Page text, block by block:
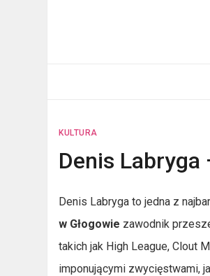
KULTURA
Denis
Denis Labryga to jedna z
w Głogowie zawodnik
takich jak High League, Clout
imponującymi zwycięstwami,